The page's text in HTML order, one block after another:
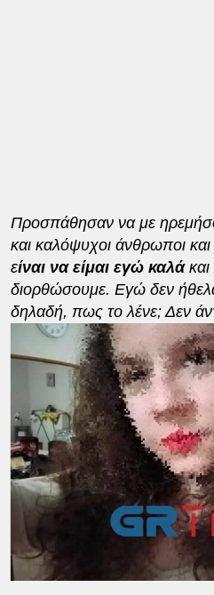
Προσπάθησαν να με
και καλόψυχοι άνθρωποι
είναι να είμαι εγώ καλά
διορθώσουμε. Εγώ δεν
δηλαδή, πως το λένε; Δεν